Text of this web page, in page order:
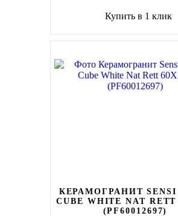
Купить в 1 клик
КЕРАМОГРАНИТ SENSI
CUBE WHITE NAT RETT
(PF60012697)